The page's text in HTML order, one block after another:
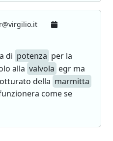
di potenza per la
alla valvola egr ma
otturato della marmitta
come se